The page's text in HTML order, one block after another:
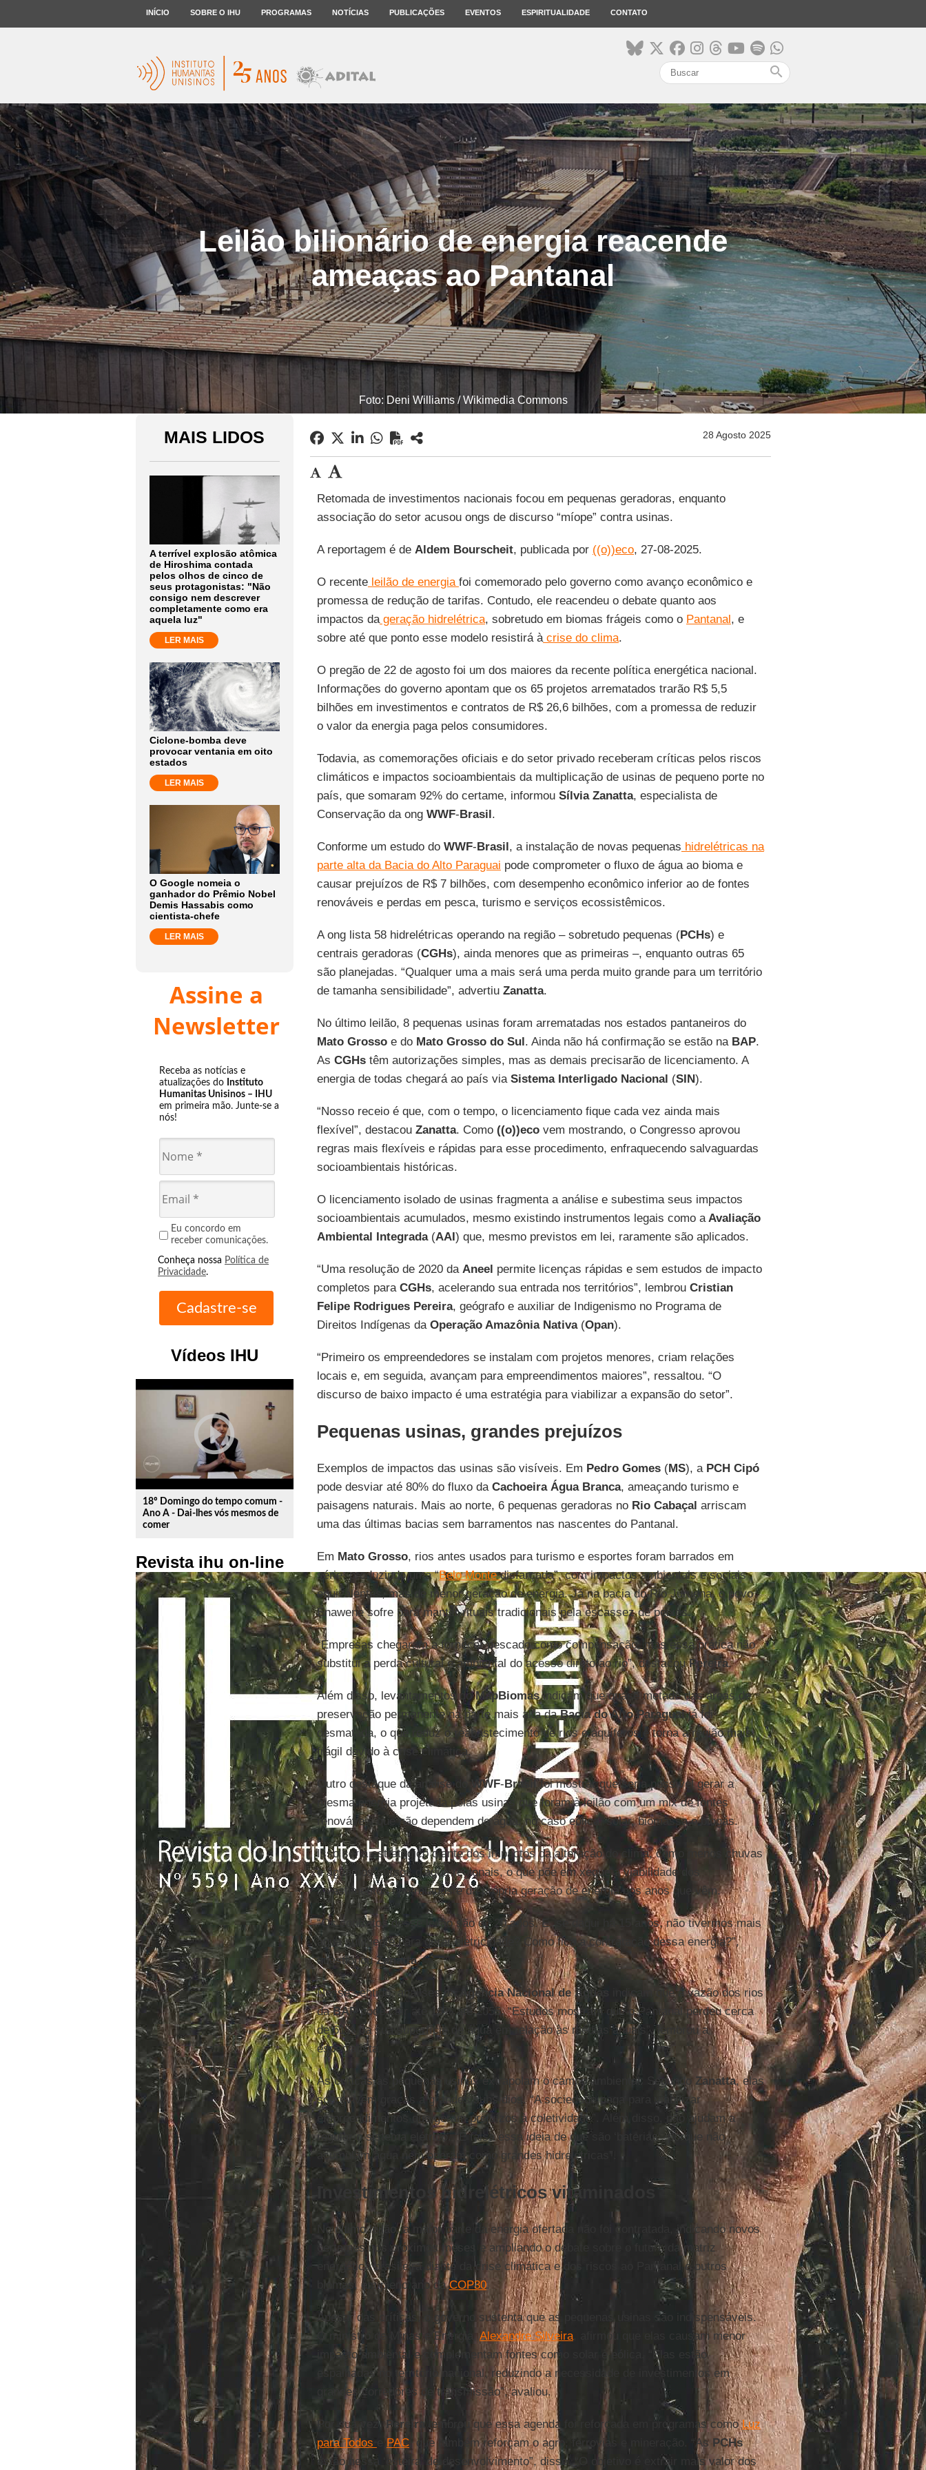
INÍCIO SOBRE O IHU PROGRAMAS NOTÍCIAS PUBLICAÇÕES EVENTOS ESPIRITUALIDADE CONTATO
search
Leilão bilionário de energia reacende
ameaças ao Pantanal
Foto: Deni Williams / Wikimedia Commons
MAIS LIDOS
A terrível explosão atômica
de Hiroshima contada
pelos olhos de cinco de
seus protagonistas: "Não
consigo nem descrever
completamente como era
aquela luz"
LER MAIS
Ciclone-bomba deve
provocar ventania em oito
estados
LER MAIS
O Google nomeia o
ganhador do Prêmio Nobel
Demis Hassabis como
cientista-chefe
LER MAIS
Assine a
Newsletter
Receba as notícias e
atualizações do Instituto
Humanitas Unisinos – IHU
em primeira mão. Junte-se a
nós!
Eu concordo em
receber comunicações.
Conheça nossa Política de
Privacidade.
Vídeos IHU
play_circle_outline
18º Domingo do tempo comum -
Ano A - Dai-lhes vós mesmos de
comer
Revista ihu on-line
28 Agosto 2025
Retomada de investimentos nacionais focou em pequenas geradoras, enquanto
associação do setor acusou ongs de discurso “míope” contra usinas.
A reportagem é de Aldem Bourscheit, publicada por ((o))eco, 27-08-2025.
O recenteleilão de energia foi comemorado pelo governo como avanço econômico e
promessa de redução de tarifas. Contudo, ele reacendeu o debate quanto aos
impactos dageração hidrelétrica, sobretudo em biomas frágeis como o Pantanal, e
sobre até que ponto esse modelo resistirá àcrise do clima.
O pregão de 22 de agosto foi um dos maiores da recente política energética nacional.
Informações do governo apontam que os 65 projetos arrematados trarão R$ 5,5
bilhões em investimentos e contratos de R$ 26,6 bilhões, com a promessa de reduzir
o valor da energia paga pelos consumidores.
Todavia, as comemorações oficiais e do setor privado receberam críticas pelos riscos
climáticos e impactos socioambientais da multiplicação de usinas de pequeno porte no
país, que somaram 92% do certame, informouSílvia Zanatta, especialista de
Conservação da ong WWF-Brasil.
Conforme um estudo do WWF-Brasil, a instalação de novas pequenas hidrelétricas na
parte alta da Bacia do Alto Paraguai pode comprometer o fluxo de água ao bioma e
causar prejuízos de R$ 7 bilhões, com desempenho econômico inferior ao de fontes
renováveis e perdas em pesca, turismo e serviços ecossistêmicos.
A ong lista 58 hidrelétricas operando na região – sobretudo pequenas (PCHs) e
centrais geradoras (CGHs), ainda menores que as primeiras –, enquanto outras 65
são planejadas. “Qualquer uma a mais será uma perda muito grande para um território
de tamanha sensibilidade”, advertiu Zanatta.
No último leilão, 8 pequenas usinas foram arrematadas nos estados pantaneiros do
Mato Grossoe do Mato Grosso do Sul. Ainda não há confirmação se estão na BAP.
As CGHstêm autorizações simples, mas as demais precisarão de licenciamento. A
energia de todas chegará ao país via Sistema Interligado Nacional (SIN).
“Nosso receio é que, com o tempo, o licenciamento fique cada vez ainda mais
flexível”, destacou Zanatta. Como ((o))ecovem mostrando, o Congresso aprovou
regras mais flexíveis e rápidas para esse procedimento, enfraquecendo salvaguardas
socioambientais históricas.
O licenciamento isolado de usinas fragmenta a análise e subestima seus impactos
socioambientais acumulados, mesmo existindo instrumentos legais como aAvaliação
Ambiental Integrada(AAI) que, mesmo previstos em lei, raramente são aplicados.
“Uma resolução de 2020 da Aneel permite licenças rápidas e sem estudos de impacto
completos para CGHs, acelerando sua entrada nos territórios”, lembrou Cristian
Felipe Rodrigues Pereira, geógrafo e auxiliar de Indigenismo no Programa de
Direitos Indígenas da Operação Amazônia Nativa(Opan).
“Primeiro os empreendedores se instalam com projetos menores, criam relações
locais e, em seguida, avançam para empreendimentos maiores”, ressaltou. “O
discurso de baixo impacto é uma estratégia para viabilizar a expansão do setor”.
Pequenas usinas, grandes prejuízos
Exemplos de impactos das usinas são visíveis. Em Pedro Gomes(MS), a PCH Cipó
pode desviar até 80% do fluxo daCachoeira Água Branca, ameaçando turismo e
paisagens naturais. Mais ao norte, 6 pequenas geradoras noRio Cabaçal arriscam
uma das últimas bacias sem barramentos nas nascentes do Pantanal.
Em Mato Grosso, rios antes usados para turismo e esportes foram barrados em
série, produzindo uma “Belo Montedisfarçada”, com impactos ambientais e sociais
equivalentes, mas de menor geração de energia. Já na bacia do Rio Juruena, o povo
Enawene sofre para manter rituais tradicionais pela escassez de peixes.
“Empresas chegaram a fornecer pescado como compensação, mas essa prática não
substitui a perda cultural e ambiental do acesso direto ao rio”, destacouPereira.
Além disso, levantamentos doMapBiomasindicam que quase metade das áreas de
preservação permanente na parte mais alta daBacia do Alto Paraguaijá foi
desmatada, o que reduz o reabastecimento de rios e aquíferos e torna a região mais
frágil devido à crise climática.
Outro destaque da análise do WWF-Brasilfoi mostrar que seria possível gerar a
mesma energia projetada pelas usinas que foram à leilão com um mix de fontes
renováveis que não dependem de água, no caso eólica, solar, biomassa e biogás.
Isso seria estratégico diante dos impactos da alteração do clima, como menos chuvas
e água nos cursos d’água regionais, o que põe em xeque a viabilidade dos
investimentos contratados e da própria geração de energia nos anos que vêm.
“Os contratos desse leilão são de 20 anos. E, se daqui há 15 anos, não tivermos mais
água suficiente para gerar eletricidade? Como fica a contratação dessa energia?”,
questionouZanatta.
Nesse sentido, análises da Agência Nacional de Águas
indicam que a vazão dos rios
daBAPpode cair até 16% até 2055. “Estudos mostram que o Pantanal perdeu cerca
de 61% da sua superfície de água em relação às médias anuais”, lembrou a
especialista.
As críticas às pequenas usinas extrapolam o campo ambiental. Segundo Zanatta, elas
sobrevivem graças a grandes subsídios. “A sociedade paga para viabilizar
empreendimentos que geram prejuízos à coletividade”. Além disso, não ajudam a
regular o sistema elétrico. “É falsa essa ideia de que são ‘baterias’, porque não
acumulam água nem operam como grandes hidrelétricas”.
Investimentos hidrelétricos vitaminados
No último leilão, a maior parte da energia ofertada não foi contratada, indicando novos
certames nos próximos meses e ampliando o debate sobre o futuro da matriz
energética brasileira diante da crise climática e dos riscos ao Pantanal e outros
biomas, em pleno ano daCOP30.
Apesar das críticas, o governo sustenta que as pequenas usinas são indispensáveis.
O ministro de Minas e Energia, Alexandre Silveira, afirmou que elas causam menor
impacto ambiental e complementam fontes como solar e eólica. “Elas estão
espalhadas no território nacional, reduzindo a necessidade de investimentos em
grandes corredores de transmissão”, avaliou.
Por sua vez, Pereira lembrou que essa agenda foi reforçada em programas comoLuz
para Todos
PAC, que também reforçam o agro, ferrovias e mineração. “As PCHs
estão nessa ‘esteira’ de desenvolvimento”, disse. “O objetivo é extrair mais valor dos